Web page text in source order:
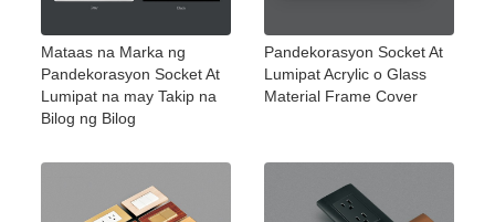
Mataas na Marka ng
Pandekorasyon Socket At
Lumipat na may Takip na
Bilog ng Bilog
Pandekorasyon Socket At
Lumipat Acrylic o Glass
Material Frame Cover